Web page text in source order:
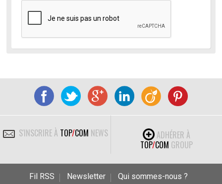
S'INSCRIRE À TOP/COM NEWS
ADHÉRER À
TOP/COM GROUP
Fil RSS Newsletter
Qui sommes-nous ?